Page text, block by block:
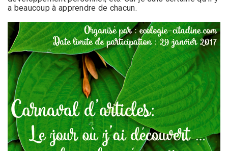
a beaucoup à apprendre de chacun.